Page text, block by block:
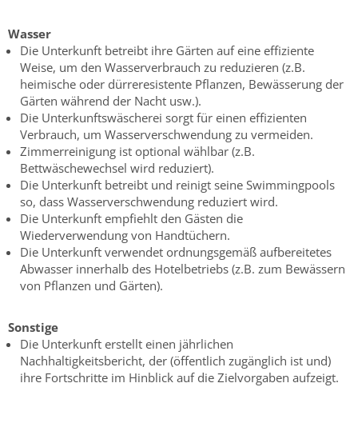
Wasser
Die Unterkunft betreibt ihre Gärten auf eine effiziente
Weise, um den Wasserverbrauch zu reduzieren (z.B.
heimische oder dürreresistente Pflanzen, Bewässerung der
Gärten während der Nacht usw.).
Die Unterkunftswäscherei sorgt für einen effizienten
Verbrauch, um Wasserverschwendung zu vermeiden.
Zimmerreinigung ist optional wählbar (z.B.
Bettwäschewechsel wird reduziert).
Die Unterkunft betreibt und reinigt seine Swimmingpools
so, dass Wasserverschwendung reduziert wird.
Die Unterkunft empfiehlt den Gästen die
Wiederverwendung von Handtüchern.
Die Unterkunft verwendet ordnungsgemäß aufbereitetes
Abwasser innerhalb des Hotelbetriebs (z.B. zum Bewässern
von Pflanzen und Gärten).
Sonstige
Die Unterkunft erstellt einen jährlichen
Nachhaltigkeitsbericht, der (öffentlich zugänglich ist und)
ihre Fortschritte im Hinblick auf die Zielvorgaben aufzeigt.